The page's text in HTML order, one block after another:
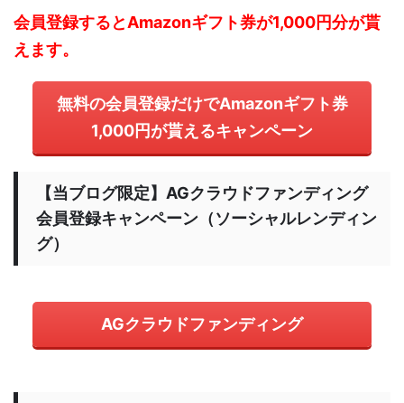
会員登録するとAmazonギフト券が1,000円分が貰
えます。
無料の会員登録だけでAmazonギフト券
1,000円が貰えるキャンペーン
【当ブログ限定】AGクラウドファンディング
会員登録キャンペーン（ソーシャルレンディン
グ）
AGクラウドファンディング